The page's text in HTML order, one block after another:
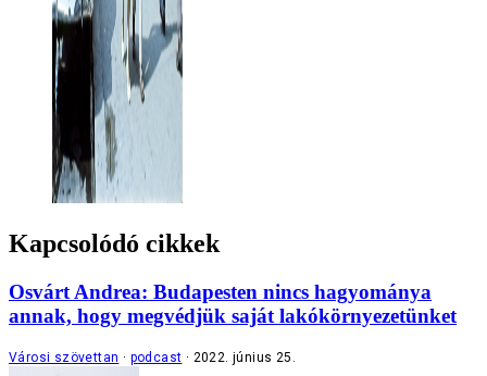
Kapcsolódó cikkek
Osvárt Andrea: Budapesten nincs hagyománya
annak, hogy megvédjük saját lakókörnyezetünket
Városi szövettan podcast 2022. június 25.